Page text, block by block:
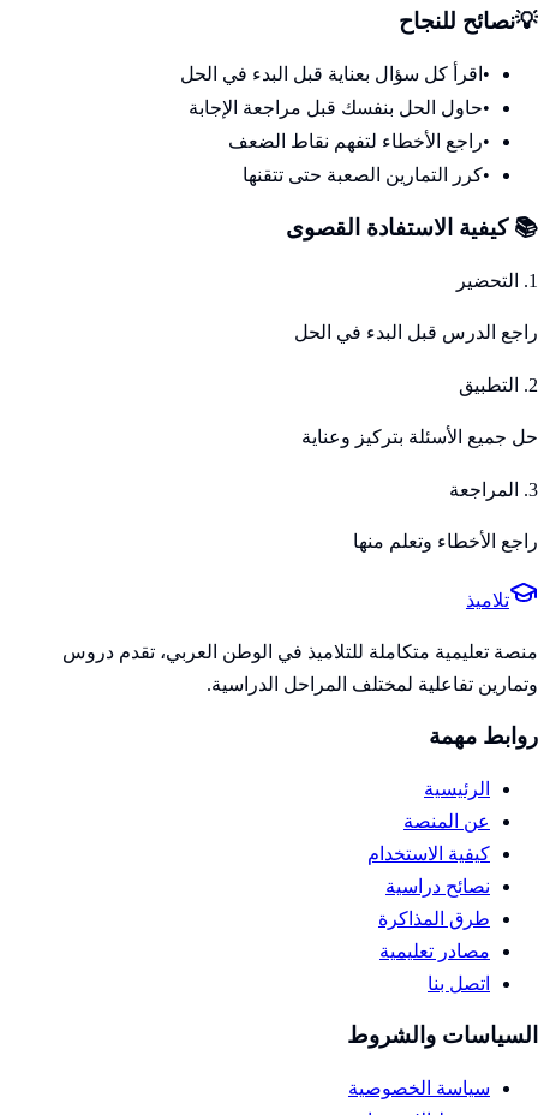
💡نصائح للنجاح
• اقرأ كل سؤال بعناية قبل البدء في الحل
•حاول الحل بنفسك قبل مراجعة الإجابة
•راجع الأخطاء لتفهم نقاط الضعف
•كرر التمارين الصعبة حتى تتقنها
📚 كيفية الاستفادة القصوى
1. التحضير
راجع الدرس قبل البدء في الحل
2. التطبيق
حل جميع الأسئلة بتركيز وعناية
3. المراجعة
راجع الأخطاء وتعلم منها
تلاميذ
منصة تعليمية متكاملة للتلاميذ في الوطن العربي، تقدم دروس
وتمارين تفاعلية لمختلف المراحل الدراسية.
روابط مهمة
الرئيسية
عن المنصة
كيفية الاستخدام
نصائح دراسية
طرق المذاكرة
مصادر تعليمية
اتصل بنا
السياسات والشروط
سياسة الخصوصية